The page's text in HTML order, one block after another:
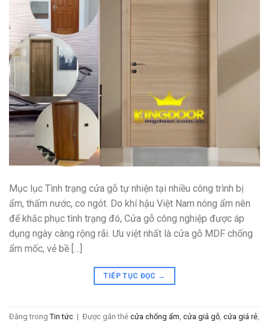
Mục lục Tình trạng cửa gỗ tự nhiện tại nhiều công trình bị
ẩm, thấm nước, co ngót. Do khí hậu Việt Nam nóng ẩm nên
để khắc phục tình trạng đó, Cửa gỗ công nghiệp được áp
dụng ngày càng rộng rãi. Ưu việt nhất là cửa gỗ MDF chống
ẩm mốc, vẻ bề […]
TIẾP TỤC ĐỌC →
Đăng trong Tin tức | Được gắn thẻ cửa chống ẩm cửa giả gỗ cửa giá rẻ